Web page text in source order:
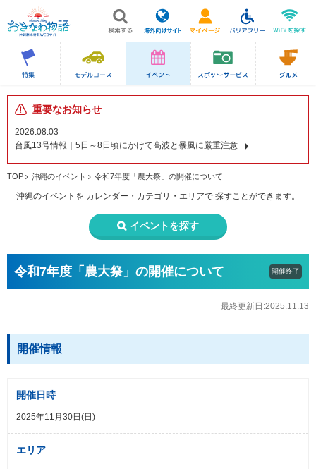
重要なお知らせ
2026.08.03
台風13号情報｜5日～8日頃にかけて高波と暴風に厳重注意
TOP 沖縄のイベント 令和7年度「農大祭」の開催について
沖縄のイベントを カレンダー・カテゴリ・エリアで 探すことができます。
イベントを探す
令和7年度「農大祭」の開催について 開催終了
最終更新日:2025.11.13
開催情報
開催日時
2025年11月30日(日)
エリア